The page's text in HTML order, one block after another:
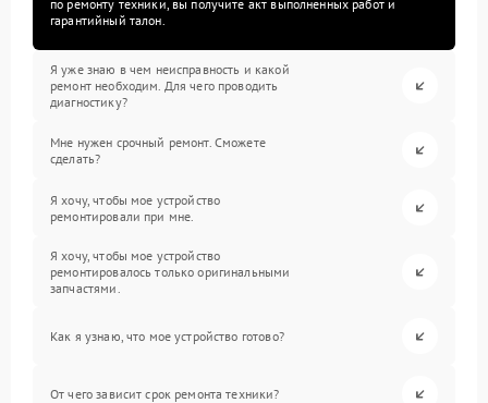
по ремонту техники, вы получите акт выполненных работ и
гарантийный талон.
Я уже знаю в чем неисправность и какой
ремонт необходим. Для чего проводить
диагностику?
Мне нужен срочный ремонт. Сможете
сделать?
Я хочу, чтобы мое устройство
ремонтировали при мне.
Я хочу, чтобы мое устройство
ремонтировалось только оригинальными
запчастями.
Как я узнаю, что мое устройство готово?
От чего зависит срок ремонта техники?